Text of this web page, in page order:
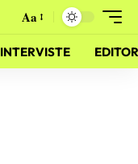
Aa
INTERVISTE